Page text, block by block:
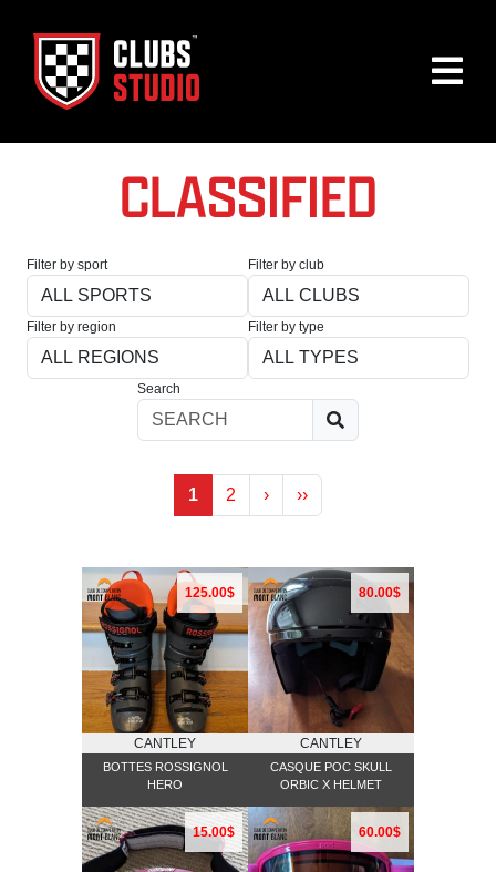
CLASSIFIED
Filter by sport Filter by club
Filter by region Filter by type
Search
1 2 › ››
125.00$
CANTLEY
BOTTES ROSSIGNOL
HERO
80.00$
CANTLEY
CASQUE POC SKULL
ORBIC X HELMET
15.00$ 60.00$